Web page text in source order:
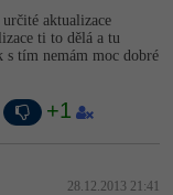
aktualizace
ti to dělá a tu
s tím nemám moc dobré
+1
28.12.2013 21:41